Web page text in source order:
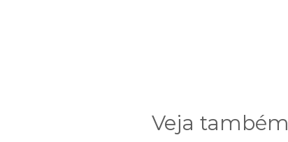
Veja também